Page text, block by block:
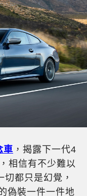
車 ，揭露下一代4
相信有不少難以
都只是幻覺，
偽裝一件一件地